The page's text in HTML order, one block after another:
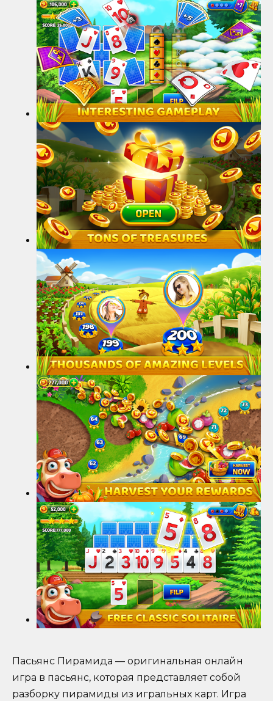
Пасьянс Пирамида — оригинальная онлайн
игра в пасьянс, которая представляет собой
разборку пирамиды из игральных карт. Игра